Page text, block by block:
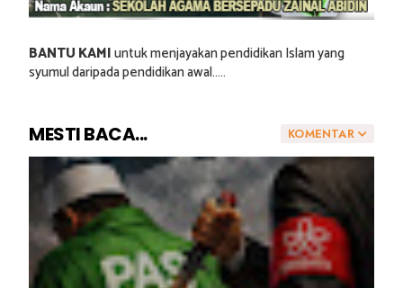
BANTU KAMIuntuk menjayakan pendidikan Islam yang
syumul daripada pendidikan awal.....
KOMENTAR
MESTI BACA...